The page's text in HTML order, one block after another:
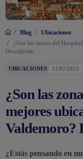
/ Blog / Ubicaciones
/
¿Son las zonas del
Descúbrelo
UBICACIONES 12/07/2023
¿Son las
mejores
Valdemoro?
¿Estás pensando en